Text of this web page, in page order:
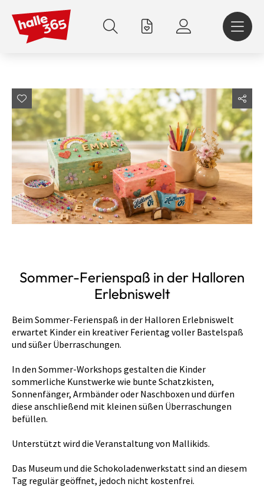
zum
Inhalt
Sommer-Ferienspaß in der Halloren
Erlebniswelt
Beim Sommer-Ferienspaß in der Halloren Erlebniswelt
erwartet Kinder ein kreativer Ferientag voller Bastelspaß
und süßer Überraschungen.
In den Sommer-Workshops gestalten die Kinder
sommerliche Kunstwerke wie bunte Schatzkisten,
Sonnenfänger, Armbänder oder Naschboxen und dürfen
diese anschließend mit kleinen süßen Überraschungen
befüllen.
Unterstützt wird die Veranstaltung von Mallikids.
Das Museum und die Schokoladenwerkstatt sind an diesem
Tag regulär geöffnet, jedoch nicht kostenfrei.